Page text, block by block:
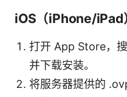
iOS（iPhone/iPad
打开 App Store，
并下载安装。
将服务器提供的